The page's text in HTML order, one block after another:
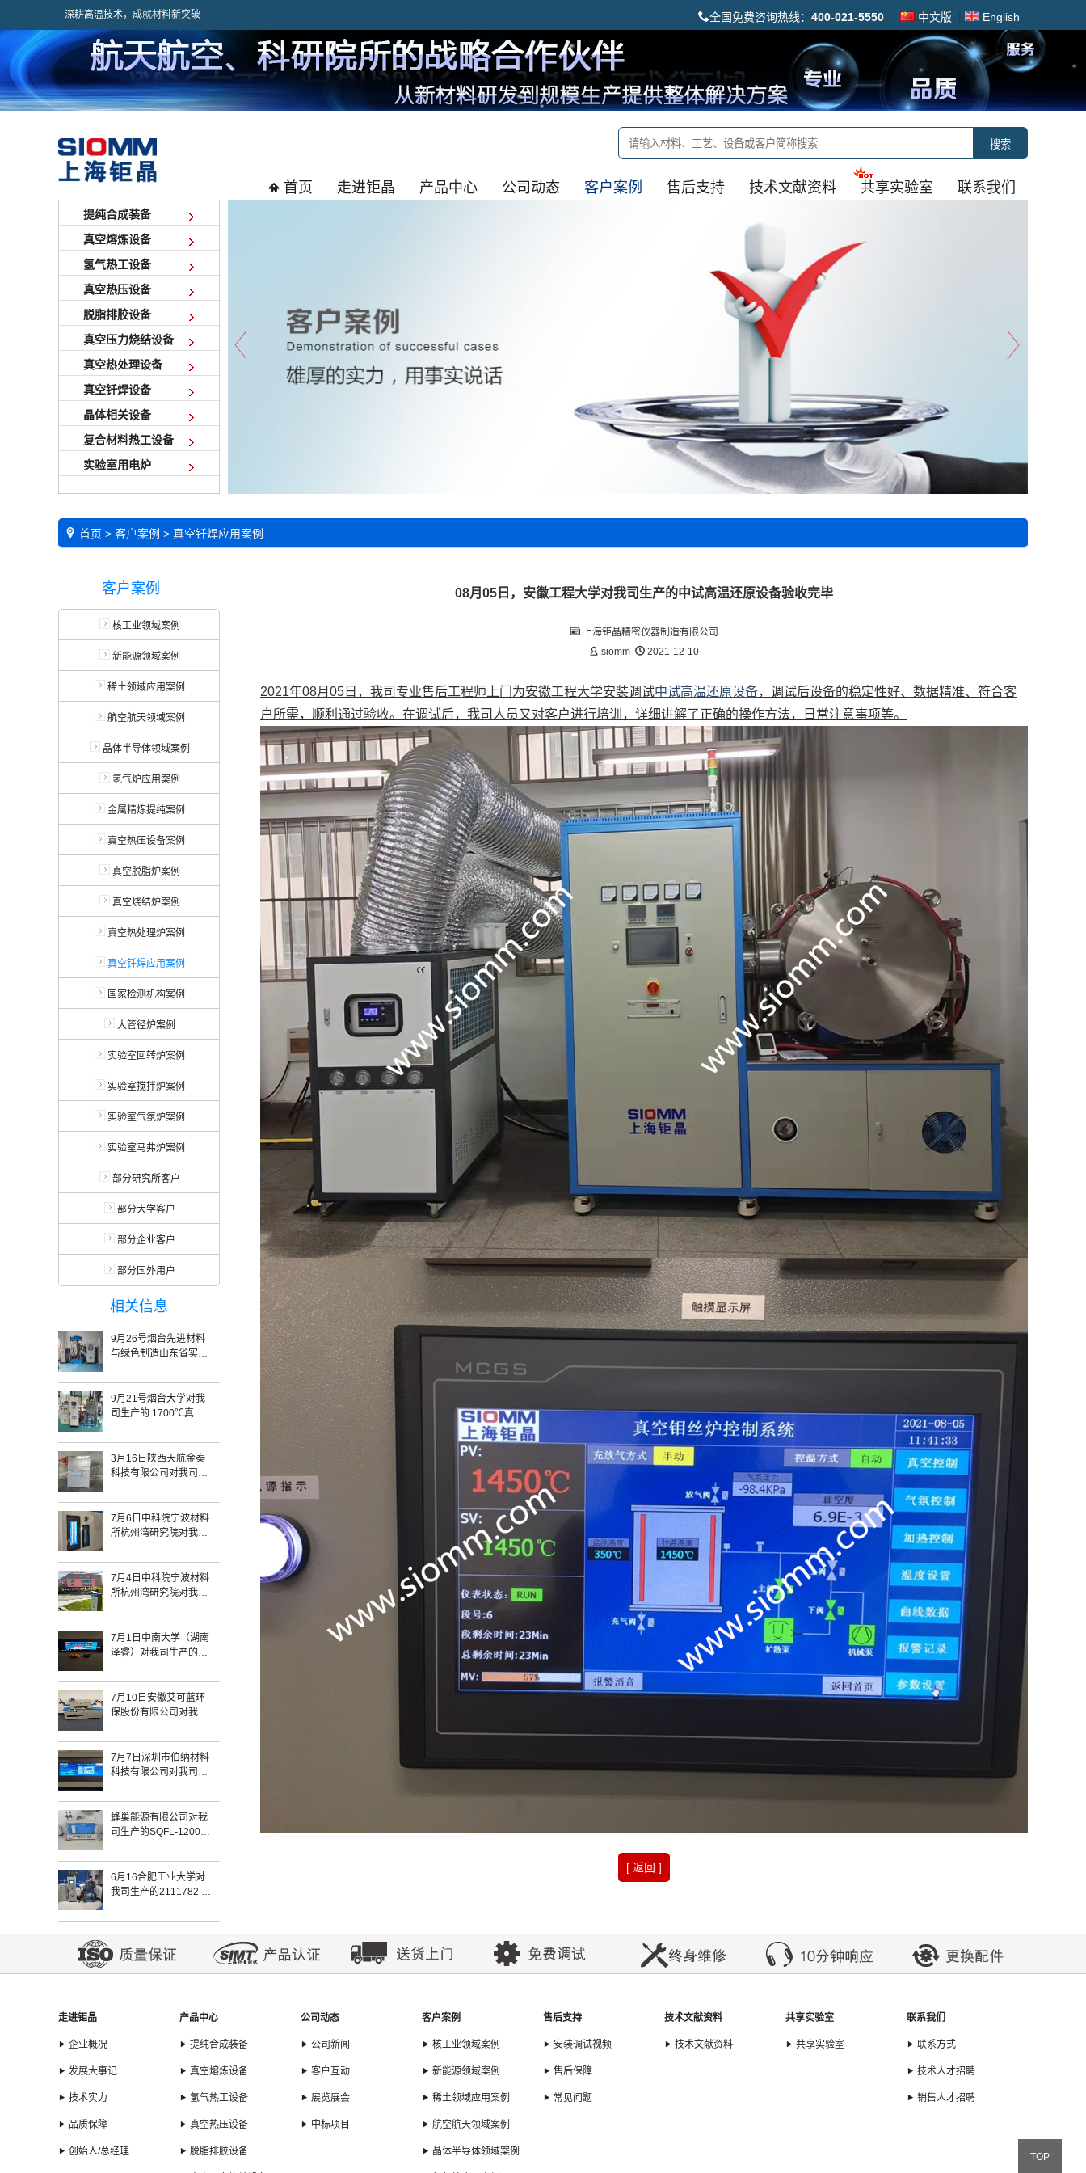
深耕高温技术，成就材料新突破 全国免费咨询热线： 400-021-5550 中文版 | English
搜索
首页 走进钜晶 产品中心 公司动态 客户案例 售后支持 技术文献资料 共享实验室 联系我们
提纯合成装备
真空熔炼设备
氢气热工设备
真空热压设备
脱脂排胶设备
真空压力烧结设备
真空热处理设备
真空钎焊设备
晶体相关设备
复合材料热工设备
实验室用电炉
首页 > 客户案例 > 真空钎焊应用案例
客户案例
核工业领域案例
新能源领域案例
稀土领域应用案例
航空航天领域案例
晶体半导体领域案例
氢气炉应用案例
金属精炼提纯案例
真空热压设备案例
真空脱脂炉案例
真空烧结炉案例
真空热处理炉案例
真空钎焊应用案例
国家检测机构案例
大管径炉案例
实验室回转炉案例
实验室搅拌炉案例
实验室气氛炉案例
实验室马弗炉案例
部分研究所客户
部分大学客户
部分企业客户
部分国外用户
相关信息
9月26号烟台先进材料
与绿色制造山东省实验
SRYL-2400验收完毕
9月21号烟台大学对我
司生产的 1700℃真空
3月16日陕西天航金秦
科技有限公司对我司生
箱式炉和一台1200℃气
氛炉验收完毕
7月6日中科院宁波材料
所杭州湾研究院对我司
433/SQFL-1400 322常
规炉验收完毕
7月4日中科院宁波材料
所杭州湾研究院对我司
常规炉验收完毕
7月1日中南大学（湖南
泽睿）对我司生产的
1200D+加长氢气管式
炉验收完毕
7月10日安徽艾可蓝环
保股份有限公司对我司
式炉SKGL-1200H验收
完毕
7月7日深圳市伯纳材料
科技有限公司对我司生
1200验收完毕
蜂巢能源有限公司对我
司生产的SQFL-1200-
月17日验收完毕
6月16合肥工业大学对
我司生产的2111782 真
08月05日，安徽工程大学对我司生产的中试高温还原设备验收完毕
上海钜晶精密仪器制造有限公司
siomm
2021-12-10
2021年08月05日，我司专业售后工程师上门为安徽工程大学安装调试中试高温还原设备，调试后设备的稳定性好、数据精准、符合客
户所需，顺利通过验收。在调试后，我司人员又对客户进行培训，详细讲解了正确的操作方法，日常注意事项等。
[ 返回 ]
走进钜晶
企业概况
发展大事记
技术实力
品质保障
创始人/总经理
产品中心
提纯合成装备
真空熔炼设备
氢气热工设备
真空热压设备
脱脂排胶设备
公司动态
公司新闻
客户互动
展览展会
中标项目
客户案例
核工业领域案例
新能源领域案例
稀土领域应用案例
航空航天领域案例
晶体半导体领域案例
售后支持
安装调试视频
售后保障
常见问题
技术文献资料
技术文献资料
共享实验室
共享实验室
联系我们
联系方式
技术人才招聘
销售人才招聘